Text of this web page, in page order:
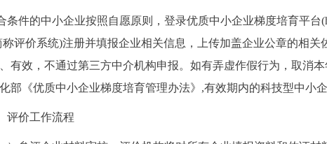
条件的中小企业按照自愿原则，登录优质中小企业梯度培育平台
称评价系统)注册并填报企业相关信息，上传加盖企业公章的相
有效，不通过第三方中介机构申报。如有弄虚作假行为，取消
部《优质中小企业梯度培育管理办法》,有效期内的科技型中小
评价工作流程